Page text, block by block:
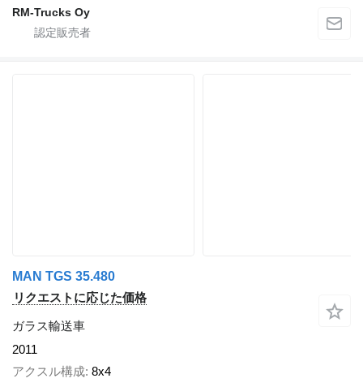
RM-Trucks Oy
MAN TGS 35.480
リクエストに応じた価格
ガラス輸送車
2011
アクスル構成 8x4